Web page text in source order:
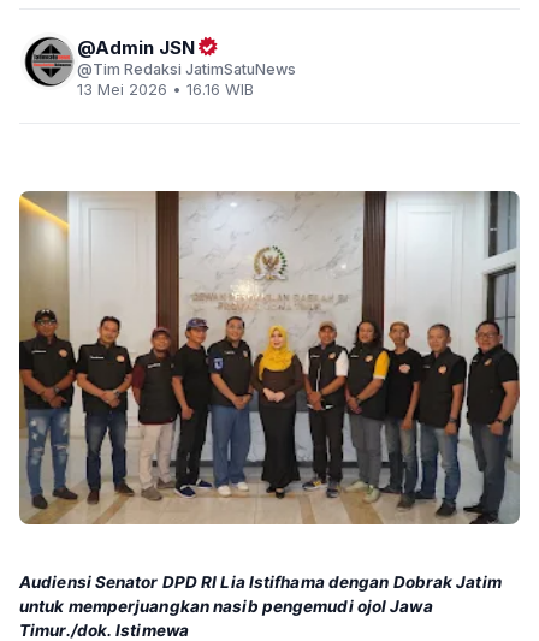
Admin JSN
Tim Redaksi JatimSatuNews
13 Mei 2026 • 16.16 WIB
Audiensi Senator DPD RI Lia Istifhama dengan Dobrak Jatim
untuk memperjuangkan nasib pengemudi ojol Jawa
Timur./dok. Istimewa